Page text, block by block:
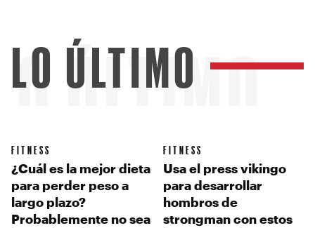
ÚLTIMO
LO ÚLTIMO
FITNESS
¿Cuál es la mejor dieta
para perder peso a
largo plazo?
Probablemente no sea
FITNESS
Usa el press vikingo
para desarrollar
hombros de
strongman con estos